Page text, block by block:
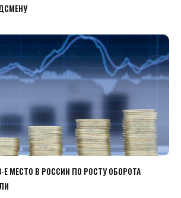
Е МЕСТО В РОССИИ ПО РОСТУ ОБОРОТА